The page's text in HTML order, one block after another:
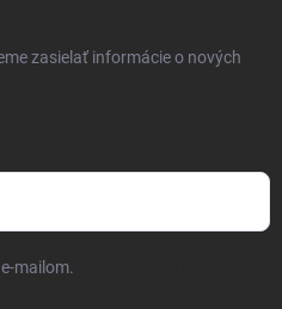
zasielať informácie o nových
mailom.